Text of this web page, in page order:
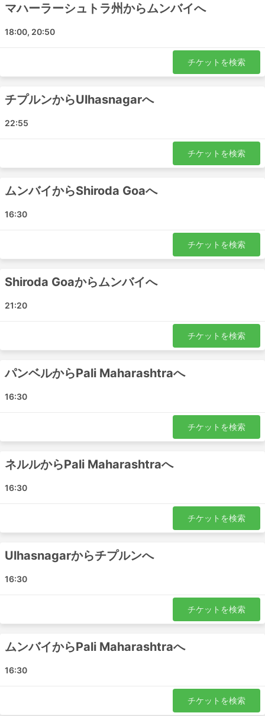
Shiroda Goa - Virar
ターネー - チプルン
Pali Maharashtra - ネルル
ターネー - マハーラーシュトラ州
Aarya Tours And Travels チケット料金
＆バスクラス
バス旅行の醍醐味は、プライバシーや快適さなど、お客様
のご要望に合わせたオーダーメイドの旅ができることで
に対応しています。最も安価な旅行は、通常、標準クラス
のバスで提供されています。ローカル、エクスプレス、レ
ギュラーと呼ばれることもあります。これらは短い旅行に
旅行に適しています。寝台やリクライニングシート、毛
布、ソフトドリンク、スナック、トイレや給油所での食事
宿泊費を節約できますが、バスのクラスは賢く選んで快適
な乗り心地を確保しましょう。料金は、移動距離とバスの
種類によって異なります。短い旅行でもVIPバスの座席を
少し余分にお金を投資する価値があります。
バスで旅するメリットとデメリット
メリット
が最適です。バスのネットワークはほぼ全国をカバー
しており、ルートも確立されています。
電車や飛行機と異なり、バスは発車予定時刻の数時間
前にバスターミナルに到着する必要がありません。国
際線であっても、チェックインにそれほど時間はかか
バスのチケットは、航空券や高速鉄道のチケットに比
は、どのような旅行者にも対応できるように幅広い選
択肢が用意されています。安い標準クラスは、少し遅
では、ほとんどの場合トイレ付き、またはトイレ休憩
があり、スナック、水、時には洗面用具や毛布が料金
もっと予算がある場合は、特定のVIPバスは飛行機の
ビジネスクラス並みの座席を提供し、広く柔らかいリ
マハーラーシュトラ州からムンバイへ
18:00, 20:50
チケットを検索
チプルンからUlhasnagarへ
22:55
チケットを検索
ムンバイからShiroda Goaへ
16:30
チケットを検索
Shiroda Goaからムンバイへ
21:20
チケットを検索
パンベルからPali Maharashtraへ
16:30
チケットを検索
ネルルからPali Maharashtraへ
16:30
チケットを検索
Ulhasnagarからチプルンへ
16:30
チケットを検索
ムンバイからPali Maharashtraへ
16:30
チケットを検索